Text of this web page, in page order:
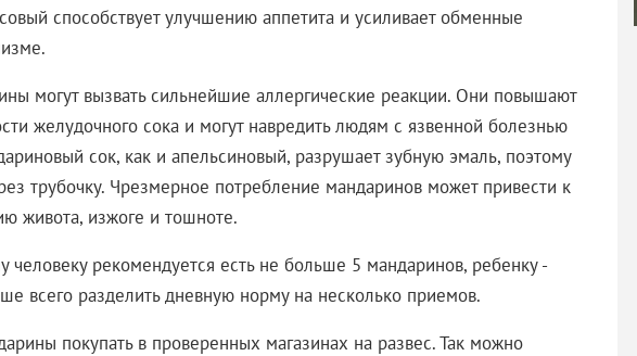
способствует улучшению аппетита и усиливает обменные
могут вызвать сильнейшие аллергические реакции. Они повышают
желудочного сока и могут навредить людям с язвенной болезнью
сок, как и апельсиновый, разрушает зубную эмаль, поэтому
трубочку. Чрезмерное потребление мандаринов может привести к
живота, изжоге и тошноте.
человеку рекомендуется есть не больше 5 мандаринов, ребенку -
всего разделить дневную норму на несколько приемов.
покупать в проверенных магазинах на развес. Так можно